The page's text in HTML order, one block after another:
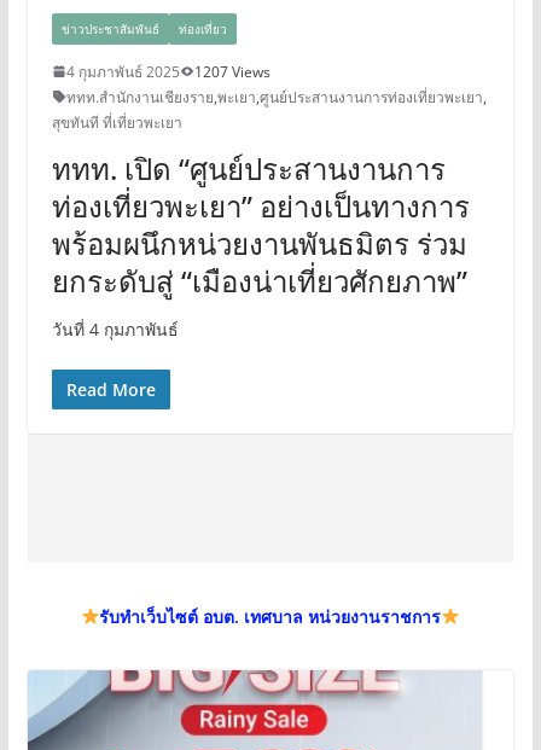
ข่าวประชาสัมพันธ์ ท่องเที่ยว
4 กุมภาพันธ์ 2025
1207 Views
ททท.สำนักงานเชียงราย,พะเยา,ศูนย์ประสานงานการท่องเที่ยวพะเยา,
สุขทันที ที่เที่ยวพะเยา
ททท. เปิด “ศูนย์ประสานงานการ
ท่องเที่ยวพะเยา” อย่างเป็นทางการ
พร้อมผนึกหน่วยงานพันธมิตร ร่วม
ยกระดับสู่ “เมืองน่าเที่ยวศักยภาพ”
วันที่ 4 กุมภาพันธ์
Read More
รับทำเว็บไซต์ อบต. เทศบาล หน่วยงานราชการ